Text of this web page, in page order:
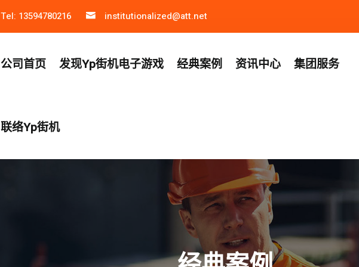
Tel: 13594780216 institutionalized@att.net
公司首页 发现yp街机电子游戏 经典案例 资讯中心 集团服务
联络yp街机